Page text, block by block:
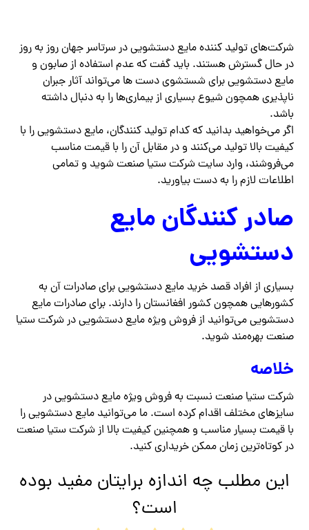
شرکت‌های تولید کننده مایع دستشویی در سرتاسر جهان روز به روز
در حال گسترش هستند. باید گفت که عدم استفاده از صابون و
مایع دستشویی برای شستشوی دست ها می‌تواند آثار جبران
ناپذیری همچون شیوع بسیاری از بیماری‌ها را به دنبال داشته
باشد.
اگر می‌خواهید بدانید که کدام تولید کنندگان، مایع دستشویی را با
کیفیت بالا تولید می‌کنند و در مقابل آن را با قیمت مناسب
می‌فروشند، وارد سایت شرکت ستیا صنعت شوید و تمامی
اطلاعات لازم را به دست بیاورید.
صادر کنندگان مایع
دستشویی
بسیاری از افراد قصد خرید مایع دستشویی برای صادرات آن به
کشورهایی همچون کشور افغانستان را دارند. برای صادرات مایع
دستشویی می‌توانید از فروش ویژه مایع دستشویی در شرکت ستیا
صنعت بهره‌مند شوید.
خلاصه
شرکت ستیا صنعت نسبت به فروش ویژه مایع دستشویی در
سایزهای مختلف اقدام کرده است. ما می‌توانید مایع دستشویی را
با قیمت بسیار مناسب و همچنین کیفیت بالا از شرکت ستیا صنعت
در کوتاه‌ترین زمان ممکن خریداری کنید.
این مطلب چه اندازه برایتان مفید بوده
است؟